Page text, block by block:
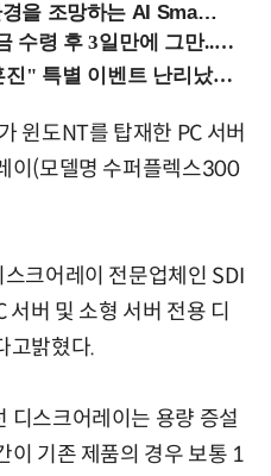
Work Summit 2026 (9/11 코엑스)
윈도NT를 탑재한 PC 서버
이(모델명 수퍼플렉스300
크어레이 전문업체인 SDI
버 및 소형 서버 전용 디
고밝혔다.
디스크어레이는 용량 증설
이 기존 제품의 경우 보통 1